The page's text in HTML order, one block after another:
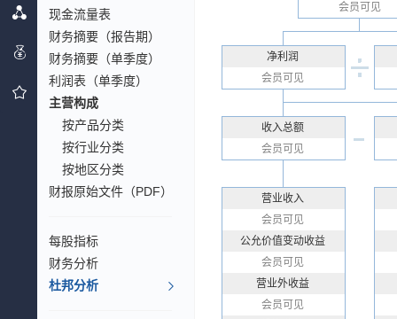
现金流量表
财务摘要（报告期）
财务摘要（单季度）
利润表（单季度）
主营构成
按产品分类
按行业分类
按地区分类
财报原始文件（PDF）
每股指标
财务分析
杜邦分析
会员可见
净利润
会员可见
收入总额
会员可见
营业收入
会员可见
公允价值变动收益
会员可见
营业外收益
会员可见